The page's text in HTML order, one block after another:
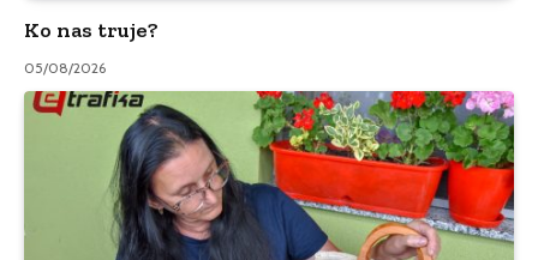
Ko nas truje?
05/08/2026